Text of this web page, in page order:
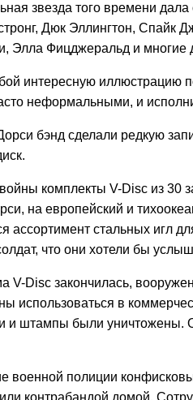
звезда того времени дала
Дюк Эллингтон, Спайк
Элла Фицджеральд и многие
интересную иллюстрацию
неформальными, и
бэнд сделали редкую
комплекты V-Disc из 30
на европейский и
ассортимент стальных игл
что они хотели бы
V-Disc закончилась,
использоваться в
и штампы были уничтожены.
военной полиции
контрабандой домой.